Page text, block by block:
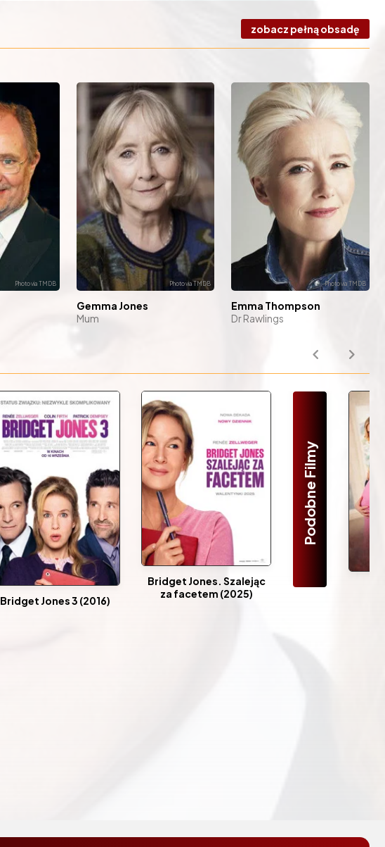
zobacz pełną obsadę
Gemma Jones
Mum
Emma Thompson
Dr Rawlings
Bridget Jones 3 (2016)
Bridget Jones. Szalejąc
za facetem (2025)
Podobne Filmy